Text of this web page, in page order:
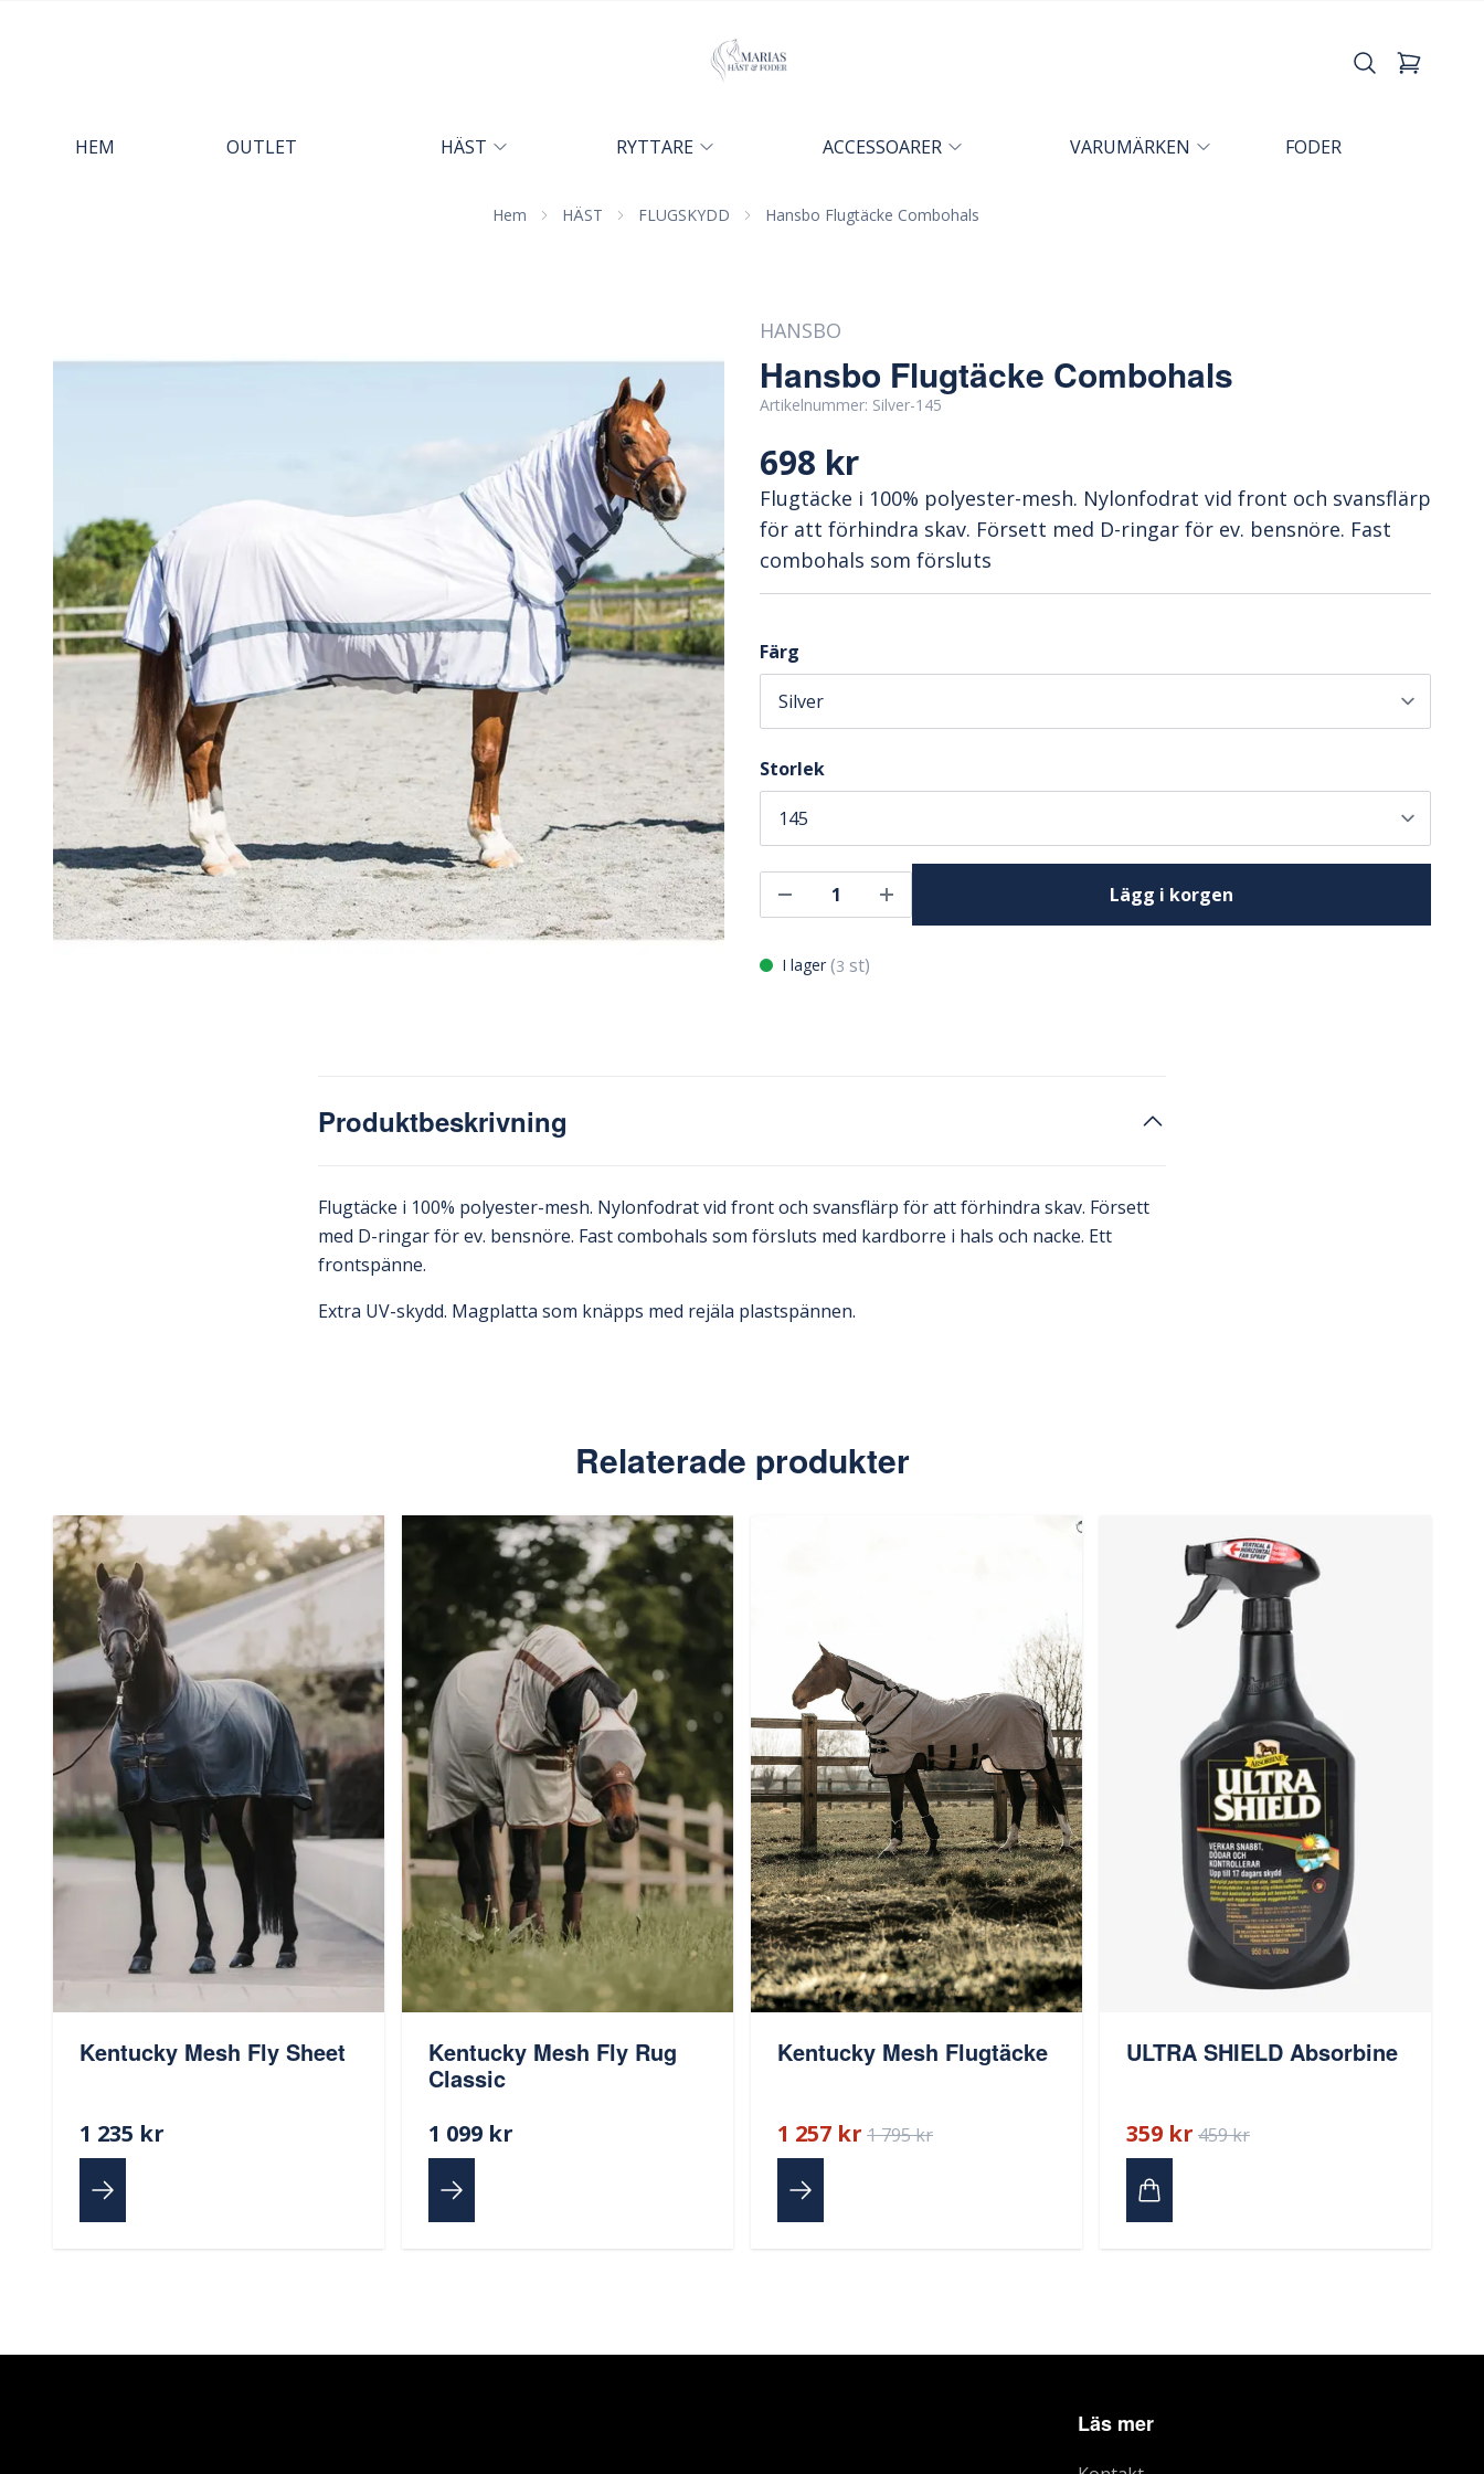
HEM OUTLET HÄST RYTTARE ACCESSOARER VARUMÄRKEN FODER
Hem HÄST FLUGSKYDD Hansbo Flugtäcke Combohals
HANSBO
Hansbo Flugtäcke Combohals
Artikelnummer: Silver-145
698 kr
Flugtäcke i 100% polyester-mesh. Nylonfodrat vid front och svansflärp
för att förhindra skav. Försett med D-ringar för ev. bensnöre. Fast
combohals som försluts
Färg
Storlek
Lägg i korgen
I lager (3 st)
Produktbeskrivning
Flugtäcke i 100% polyester-mesh. Nylonfodrat vid front och svansflärp för att förhindra skav. Försett
med D-ringar för ev. bensnöre. Fast combohals som försluts med kardborre i hals och nacke. Ett
frontspänne.
Extra UV-skydd. Magplatta som knäpps med rejäla plastspännen.
Relaterade produkter
Kentucky Mesh Fly Sheet
1 235 kr
Kentucky Mesh Fly Rug
Classic
1 099 kr
Kentucky Mesh Flugtäcke
1 257 kr 1 795 kr
ULTRA SHIELD Absorbine
359 kr 459 kr
Läs mer